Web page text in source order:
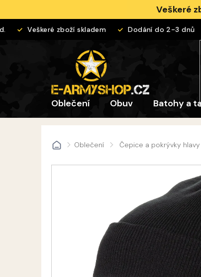
obsah
Veškeré
Veškeré zboží skladem Dodání do 2-3 dnů
Oblečení Obuv Batohy a
DomůOblečení Čepice a pokrývky hlavy